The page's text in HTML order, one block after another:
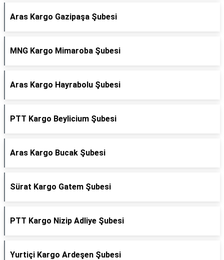
Aras Kargo Gazipaşa Şubesi
MNG Kargo Mimaroba Şubesi
Aras Kargo Hayrabolu Şubesi
PTT Kargo Beylicium Şubesi
Aras Kargo Bucak Şubesi
Sürat Kargo Gatem Şubesi
PTT Kargo Nizip Adliye Şubesi
Yurtiçi Kargo Ardeşen Şubesi